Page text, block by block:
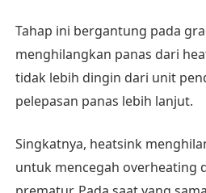
Tahap ini bergantung pada
menghilangkan panas dari
tidak lebih dingin dari unit
pelepasan panas lebih lanjut.
Singkatnya, heatsink
untuk mencegah overheating